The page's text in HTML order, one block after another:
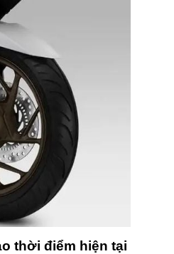
thời điểm hiện tại